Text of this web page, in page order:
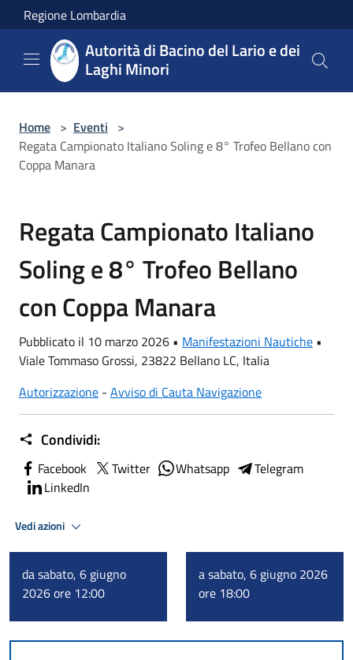
Salta al contenuto principale
Regione Lombardia
Autorità di Bacino del Lario e dei
Laghi Minori
Home > Eventi >
Regata Campionato Italiano Soling e 8° Trofeo Bellano con
Coppa Manara
Regata Campionato Italiano
Soling e 8° Trofeo Bellano
con Coppa Manara
Pubblicato il 10 marzo 2026 • Manifestazioni Nautiche •
Viale Tommaso Grossi, 23822 Bellano LC, Italia
Autorizzazione - Avviso di Cauta Navigazione
Condividi:
Facebook Twitter Whatsapp
Telegram
LinkedIn
Vedi azioni
da sabato, 6 giugno
2026 ore 12:00
a sabato, 6 giugno 2026
ore 18:00